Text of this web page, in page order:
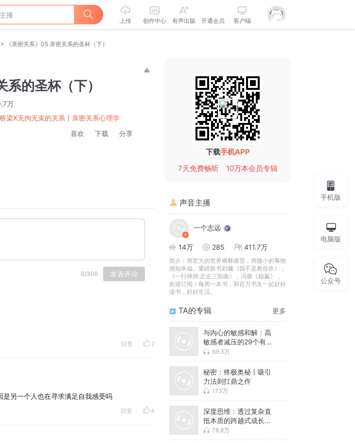
上传 创作中心 有声出版 开通会员 客户端
> 《亲密关系》05 亲密关系的圣杯（下）
系的圣杯（下）
万
梁X无拘无束的关系丨亲密关系心理学
喜欢 下载 分享
0/300 发表评论
回复 2
另一个人也在寻求满足自我感受吗
回复 4
下载手机APP
7天免费畅听
10万本会员专辑
声音主播
一个志远
14万 285 411.7万
简介： 用宏大的世界稀释痛苦，用微小的事物
感知幸福。重磅新书刘墉《我不是教你诈》，
《一行禅师:正念三部曲》，冯唐《稳赢》，
欢迎订阅！每周一本书，和百万书友一起好好
读书，好好生活。
TA的专辑 更多
与内心的敏感和解：高
敏感者减压的29个有效
方法丨内向、社恐如何
己
69.3万
秘密：终极奥秘丨吸引
力法则扛鼎之作
173万
深度思维：透过复杂直
抵本质的跨越式成长方
法论丨问问题直击本
78.8万
手机版
电脑版
公众号